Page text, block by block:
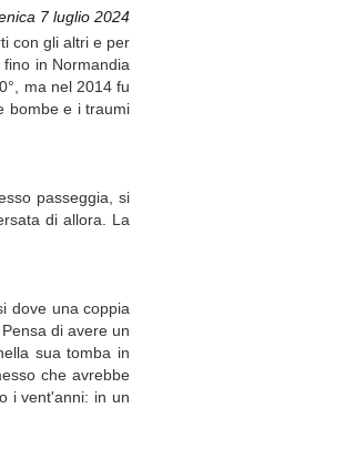
7 luglio 2024
con gli altri e per
in Normandia
ma nel 2014 fu
bombe e i traumi
passeggia, si
di allora. La
dove una coppia
di avere un
sua tomba in
che avrebbe
i vent'anni: in un